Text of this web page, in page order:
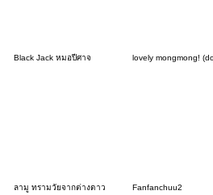
Black Jack หมอปีศาจ
ลามู ทรามวัยจากต่างดาว Fanfanchuu2